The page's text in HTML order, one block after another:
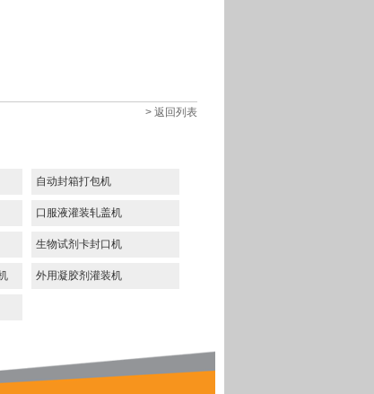
> 返回列表
自动封箱打包机
口服液灌装轧盖机
生物试剂卡封口机
外用凝胶剂灌装机